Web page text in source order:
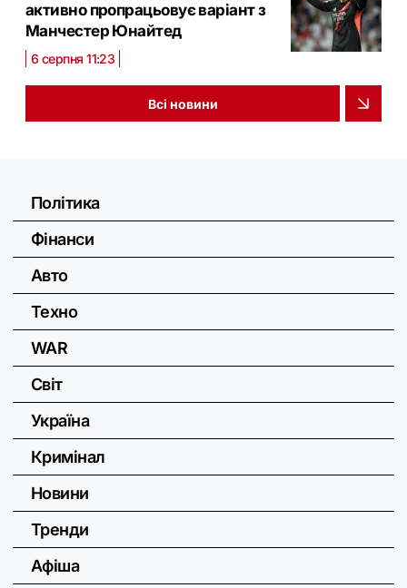
активно пропрацьовує варіант з
Манчестер Юнайтед
6 серпня 11:23
Всі новини
Політика
Фінанси
Авто
Техно
WAR
Світ
Україна
Кримінал
Новини
Тренди
Афіша